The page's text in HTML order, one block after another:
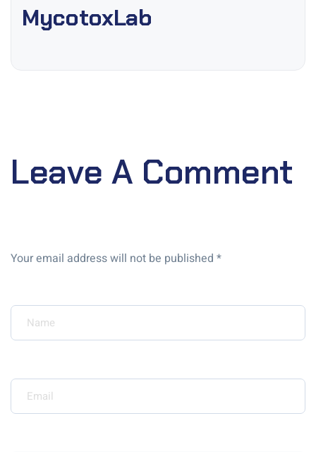
MycotoxLab
Leave A Comment
Your email address will not be published *